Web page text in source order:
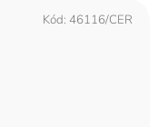
Kód: 46116/CER